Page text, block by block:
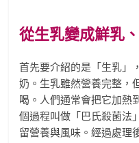
從生乳變成鮮乳
首先要介紹的是「生乳」
奶。生乳雖然營養完整，
喝。人們通常會把它加熱
個過程叫做「巴氏殺菌法
留營養與風味。經過處理